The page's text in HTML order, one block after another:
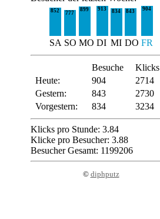
852 777
899 913 834 843 904
SA SO MO DI MI DO FR
Besuche
Klicks
Heute:
904
2714
Gestern:
843
2730
Vorgestern:
834 3234
Klicks pro Stunde: 3.84
Klicke pro Besucher: 3.88
Besucher Gesamt: 1199206
© diphputz